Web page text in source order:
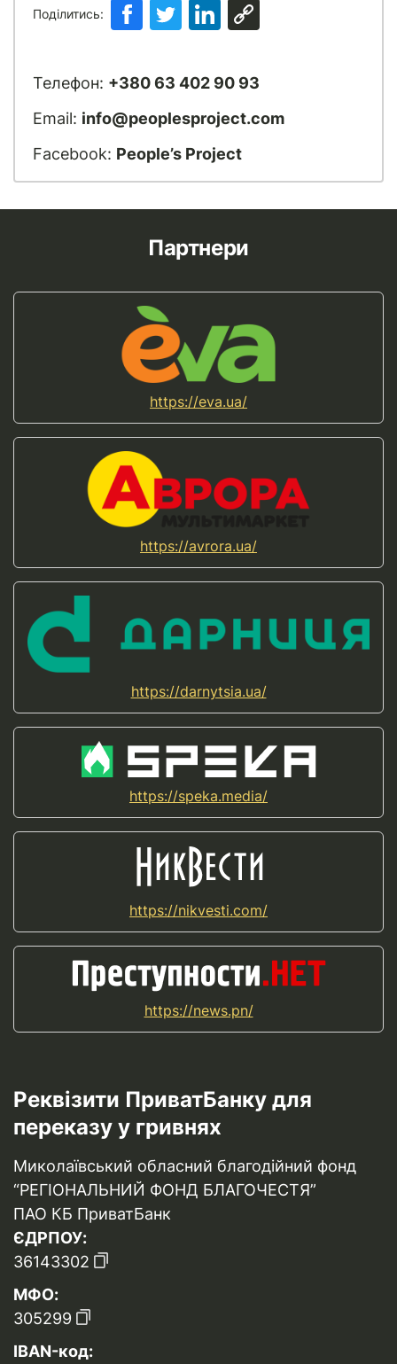
Поділитись:
Телефон: +380 63 402 90 93
Email: info@peoplesproject.com
Facebook: People’s Project
Партнери
https://eva.ua/
https://avrora.ua/
https://darnytsia.ua/
https://speka.media/
https://nikvesti.com/
https://news.pn/
Реквізити ПриватБанку для
переказу у гривнях
Миколаївський обласний благодійний фонд
“РЕГІОНАЛЬНИЙ ФОНД БЛАГОЧЕСТЯ”
ПАО КБ ПриватБанк
ЄДРПОУ:
36143302
МФО:
305299
IBAN-код: